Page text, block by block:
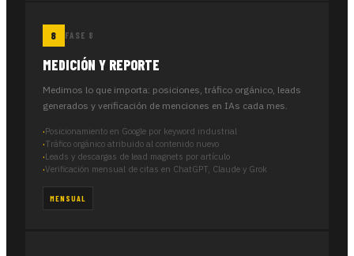
FASE 8
MEDICIÓN Y REPORTE
Medimos lo que importa: posiciones, tráfico orgánico, leads
generados y verificación de menciones en IAs cada mes.
Posicionamiento en Google por keyword industrial
Tráfico orgánico atribuido al contenido nuevo
Leads y descargas de lead magnets por artículo
Verificación mensual de citas en ChatGPT, Claude y Grok
MENSUAL